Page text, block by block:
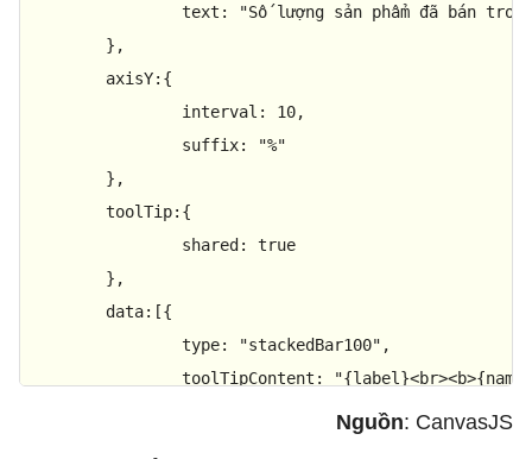
text :
"Số lượng sản phẩm đã bán
axisY:{
interval : 10,
suffix:
"%"
toolTip:{
shared : true
data:[{
type: "stackedBar100" ,
toolTipContent :
trueNguồn: CanvasJS